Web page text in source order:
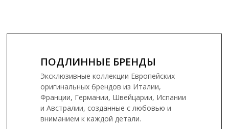
Эксклюзивные коллекции Европейских
оригинальных брендов из Италии,
Франции, Германии, Швейцарии, Испании
и Австралии, созданные с любовью и
вниманием к каждой детали.
ПОДЛИННЫЕ БРЕНДЫ